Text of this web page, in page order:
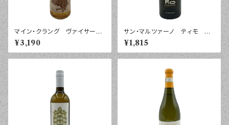
マイン・クラング ヴァイサー・
ムラチャック ノイジードラーゼ
ー ２０２４年 ７５０ｍｌ
¥3,190
サン・マルツァーノ ティモ ヴ
ェルメンティーノ サレント ２
０２５年 ７５０ｍｌ
¥1,815